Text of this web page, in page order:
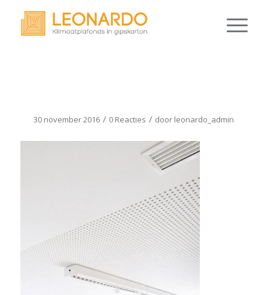
30 november 2016 / 0 Reacties / door leonardo_admin